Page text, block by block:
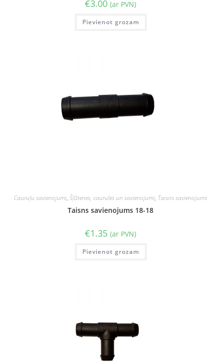
€3.00 (ar PVN)
Pievienot grozam
Cauruļu savienojumi, Šļūtenes, caurules un savienojumi, Taisns savienojums
Taisns savienojums 18-18
€1.35 (ar PVN)
Pievienot grozam